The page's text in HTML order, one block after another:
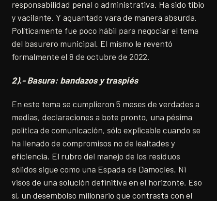
responsabilidad penal o administrativa. Ha sido tibio
y vacilante. Y aguantado vara de manera absurda.
Políticamente fue poco hábil para negociar el tema
del basurero municipal. El mismo le reventó
formalmente el 8 de octubre de 2022.
2).- Basura: bandazos y traspiés
En este tema se cumplieron 5 meses de verdades a
medias, declaraciones a bote pronto, una pésima
política de comunicación, sólo explicable cuando se
ha llenado de compromisos no de lealtades y
eficiencia. El rubro del manejo de los residuos
sólidos sigue como una Espada de Damocles. Ni
visos de una solución definitiva en el horizonte. Eso
sí, un desembolso millonario que contrasta con el